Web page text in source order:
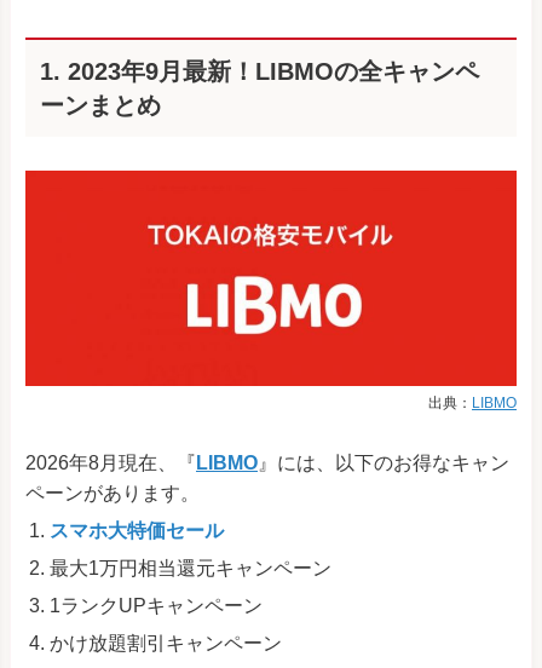
1. 2023年9月最新！LIBMOの全キャンペ
ーンまとめ
出典： LIBMO
2026年8月現在、『 LIBMO 』には、以下のお得なキャン
ペーンがあります。
スマホ大特価セール
最大1万円相当還元キャンペーン
1ランクUPキャンペーン
かけ放題割引キャンペーン